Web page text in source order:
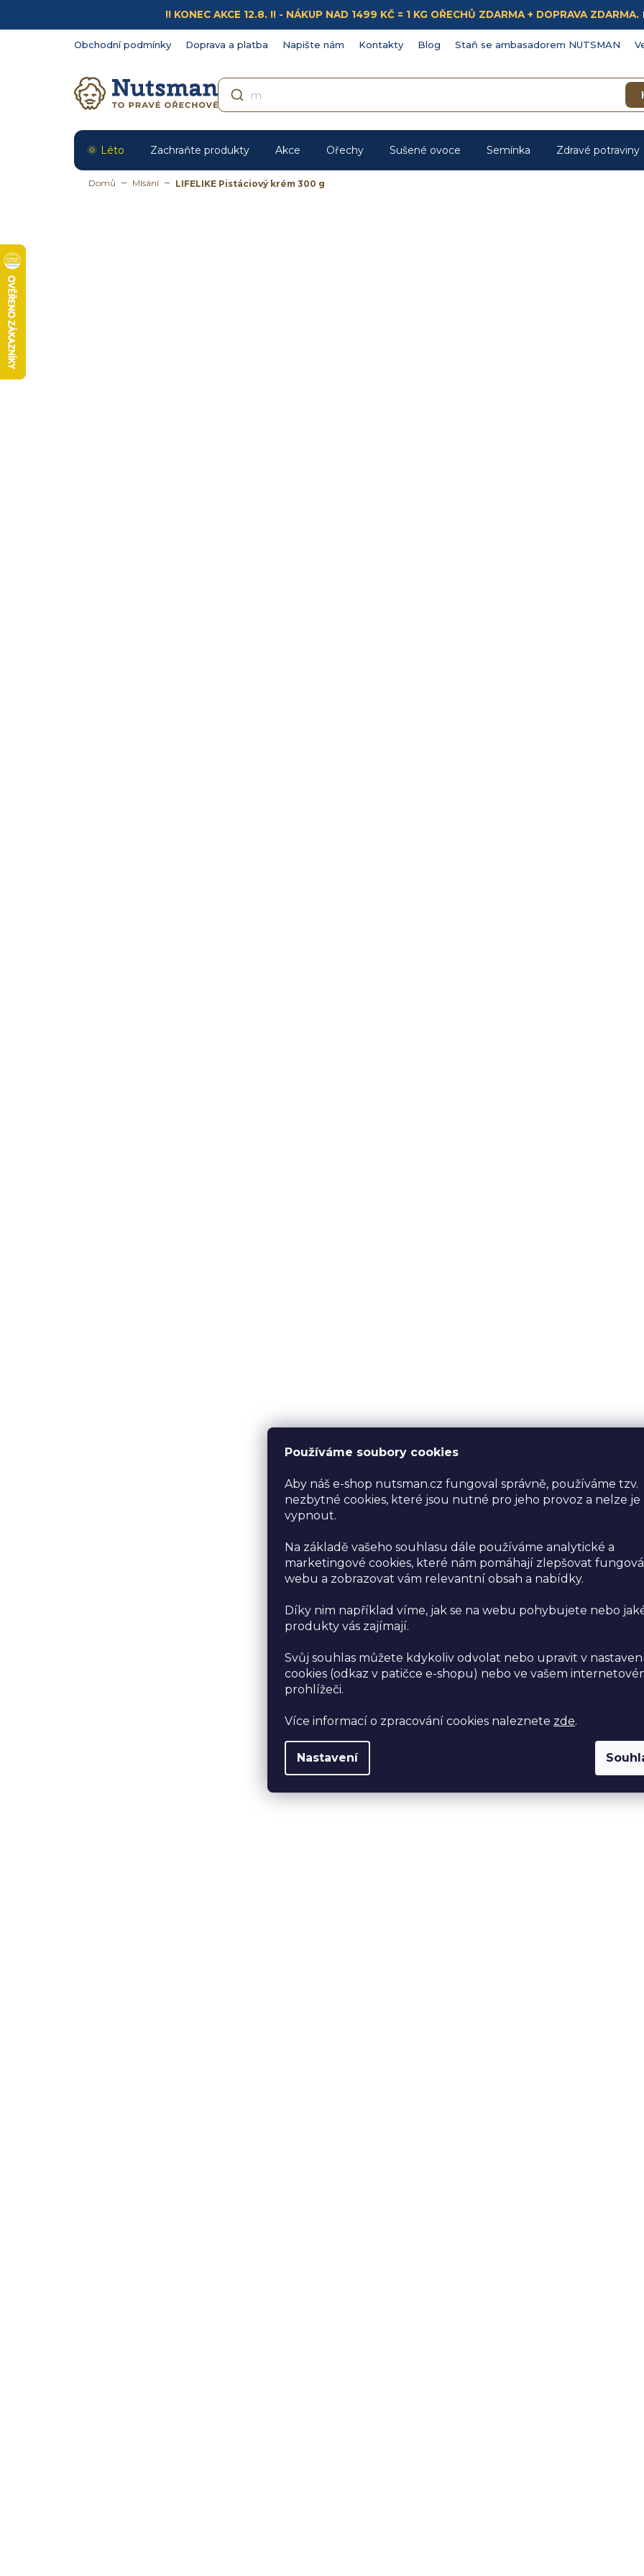
Používáme soubory cookies
Aby náš e-shop nutsman.cz fungoval správně, používáme tzv.
nezbytné cookies, které jsou nutné pro jeho provoz a nelze je
vypnout.
Na základě vašeho souhlasu dále používáme analytické a
marketingové cookies, které nám pomáhají zlepšovat
webu a zobrazovat vám relevantní obsah a nabídky.
Díky nim například víme, jak se na webu pohybujete nebo
produkty vás zajímají.
Svůj souhlas můžete kdykoliv odvolat nebo upravit v
cookies (odkaz v patičce e-shopu) nebo ve vašem
prohlížeči.
Více informací o zpracování cookies naleznete zde.
Nastavení
obsah
!! KONEC AKCE 12.8. !! - NÁKUP NAD 1499 KČ = 1 KG OŘECHŮ ZDARMA + DOPRAVA ZDARMA.
Obchodní podmínky Doprava a platba Napište nám Kontakty Blog Staň se ambasadorem NUTSMAN
Léto Zachraňte produkty Akce Ořechy Sušené ovoce Semínka Zdravé potraviny
Domů Mlsání LIFELIKE Pistáciový krém 300 g